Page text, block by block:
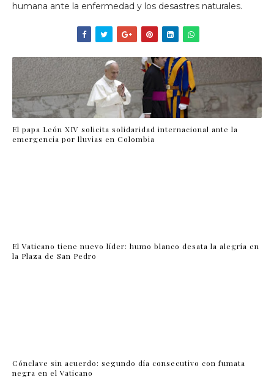
humana ante la enfermedad y los desastres naturales.
El papa León XIV solicita solidaridad internacional ante la
emergencia por lluvias en Colombia
El Vaticano tiene nuevo líder: humo blanco desata la alegría en
la Plaza de San Pedro
Cónclave sin acuerdo: segundo día consecutivo con fumata
negra en el Vaticano